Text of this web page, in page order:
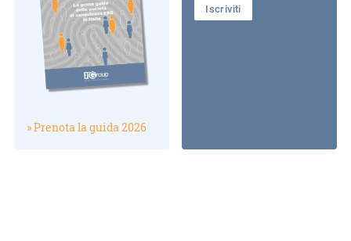
» Prenota la guida 2026
Iscriviti